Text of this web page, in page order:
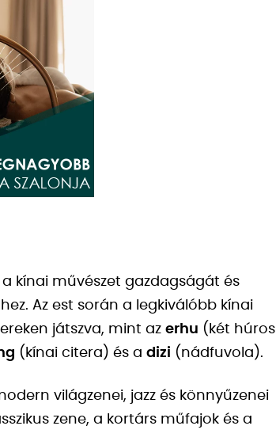
kínai művészet gazdagságát és
Az est során a legkiválóbb kínai
játszva, mint az erhu (két húros
(kínai citera) és a dizi (nádfuvola).
világzenei, jazz és könnyűzenei
zene, a kortárs műfajok és a